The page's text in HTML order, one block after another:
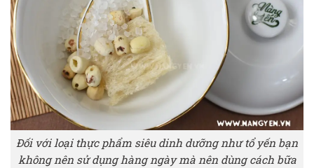
Đối với loại thực phẩm siêu dinh dưỡng như tổ yến bạn
không nên sử dụng hàng ngày mà nên dùng cách bữa